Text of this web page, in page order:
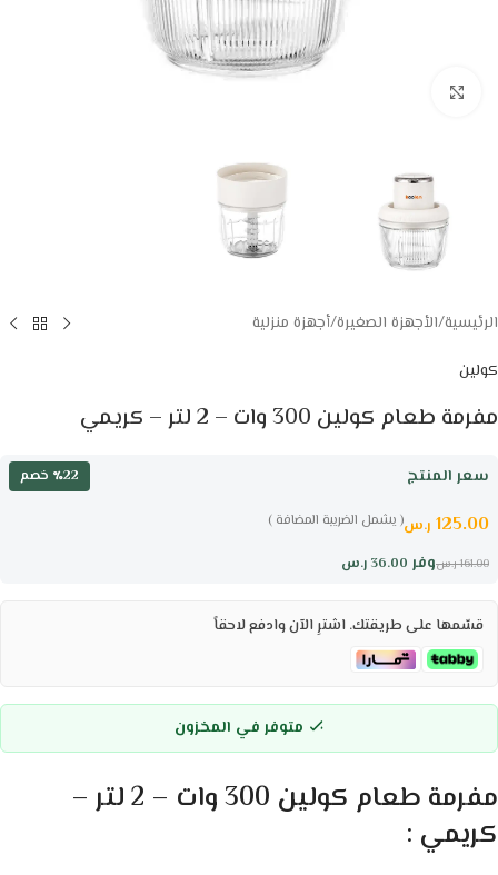
الرئيسية/الأجهزة الصغيرة/أجهزة منزلية
كولين
مفرمة طعام كولين 300 وات – 2 لتر – كريمي
سعر المنتج ٪22 خصم
( يشمل الضريبة المضافة ) 125.00 ر.س
وفر 36.00 ر.س 161.00 ر.س
قسّمها على طريقتك. اشترِ الآن وادفع لاحقاً
متوفر في المخزون
مفرمة طعام كولين 300 وات – 2 لتر –
كريمي :